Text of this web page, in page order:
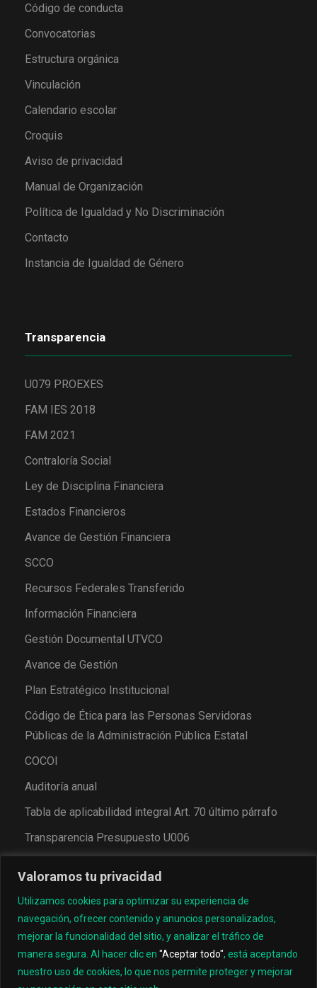
Valoramos tu privacidad
Utilizamos cookies para optimizar su experiencia de
navegación, ofrecer contenido y anuncios personalizados,
mejorar la funcionalidad del sitio, y analizar el tráfico de
manera segura. Al hacer clic en "Aceptar todo", está aceptando
nuestro uso de cookies, lo que nos permite proteger y mejorar
Código de conducta
Convocatorias
Estructura orgánica
Vinculación
Calendario escolar
Croquis
Aviso de privacidad
Manual de Organización
Política de Igualdad y No Discriminación
Contacto
Instancia de Igualdad de Género
Transparencia
U079 PROEXES
FAM IES 2018
FAM 2021
Contraloría Social
Ley de Disciplina Financiera
Estados Financieros
Avance de Gestión Financiera
SCCO
Recursos Federales Transferido
Información Financiera
Gestión Documental UTVCO
Avance de Gestión
Plan Estratégico Institucional
Código de Ética para las Personas Servidoras
Públicas de la Administración Pública Estatal
COCOI
Auditoría anual
Tabla de aplicabilidad integral Art. 70 último párrafo
Transparencia Presupuesto U006
© 2022, Universidad Tecnológica de los Valles Centrales